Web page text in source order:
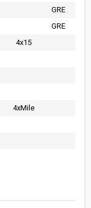
GRE
GRE
4x15
4xMile